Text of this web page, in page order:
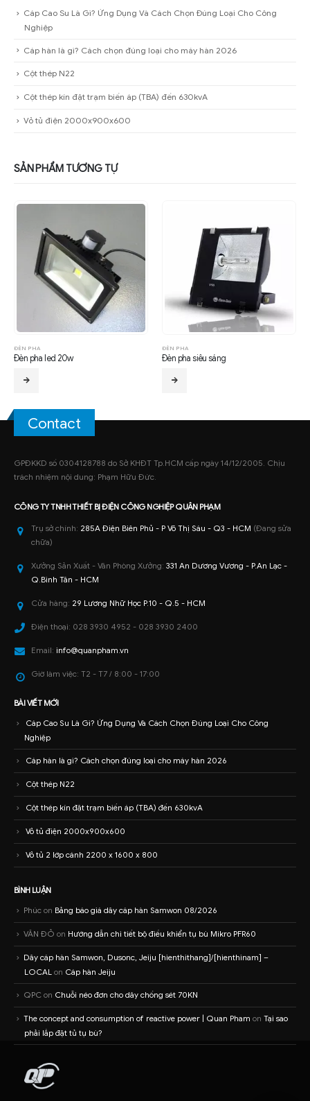
Cáp Cao Su Là Gì? Ứng Dụng Và Cách Chọn Đúng Loại Cho Công
Nghiệp
Cáp hàn là gì? Cách chọn đúng loại cho máy hàn 2026
Cột thép N22
Cột thép kín đặt trạm biến áp (TBA) đến 630kvA
Vỏ tủ điện 2000x900x600
SẢN PHẨM TƯƠNG TỰ
ĐÈN PHA
Đèn pha led 20w
ĐÈN PHA
Đèn pha siêu sáng
Contact
GPĐKKD số 0304128788 do Sở KHĐT Tp.HCM cấp ngày 14/12/2005. Chịu
trách nhiệm nội dung: Phạm Hữu Đức.
CÔNG TY TNHHTHIẾT BỊ ĐIỆN CÔNG NGHIỆPQUÂN PHẠM
Trụ sở chính: 285A Điện Biên Phủ - P Võ Thị Sáu - Q3 - HCM (Đang sửa
chữa)
Xưởng Sản Xuất - Văn Phòng Xưởng: 331 An Dương Vương - P.An Lạc -
Q.Bình Tân - HCM
Cửa hàng: 29 Lương Nhữ Học P.10 - Q.5 - HCM
Điện thoại: 028 3930 4952 - 028 3930 2400
Email: info@quanpham.vn
Giờ làm việc: T2 - T7 / 8:00 - 17:00
BÀI VIẾT MỚI
Cáp Cao Su Là Gì? Ứng Dụng Và Cách Chọn Đúng Loại Cho Công
Nghiệp
Cáp hàn là gì? Cách chọn đúng loại cho máy hàn 2026
Cột thép N22
Cột thép kín đặt trạm biến áp (TBA) đến 630kvA
Vỏ tủ điện 2000x900x600
Vỏ tủ 2 lớp cánh 2200 x 1600 x 800
BÌNH LUẬN
Phúc on Bảng báo giá dây cáp hàn Samwon 08/2026
VĂN ĐỎ on Hướng dẫn chi tiết bộ điều khiển tụ bù Mikro PFR60
Dây cáp hàn Samwon, Dusonc, Jeiju [hienthithang]/[hienthinam] –
LOCAL on Cáp hàn Jeiju
QPC on Chuỗi néo đơn cho dây chống sét 70KN
The concept and consumption of reactive power | Quan Pham on Tại sao
phải lắp đặt tủ tụ bù?